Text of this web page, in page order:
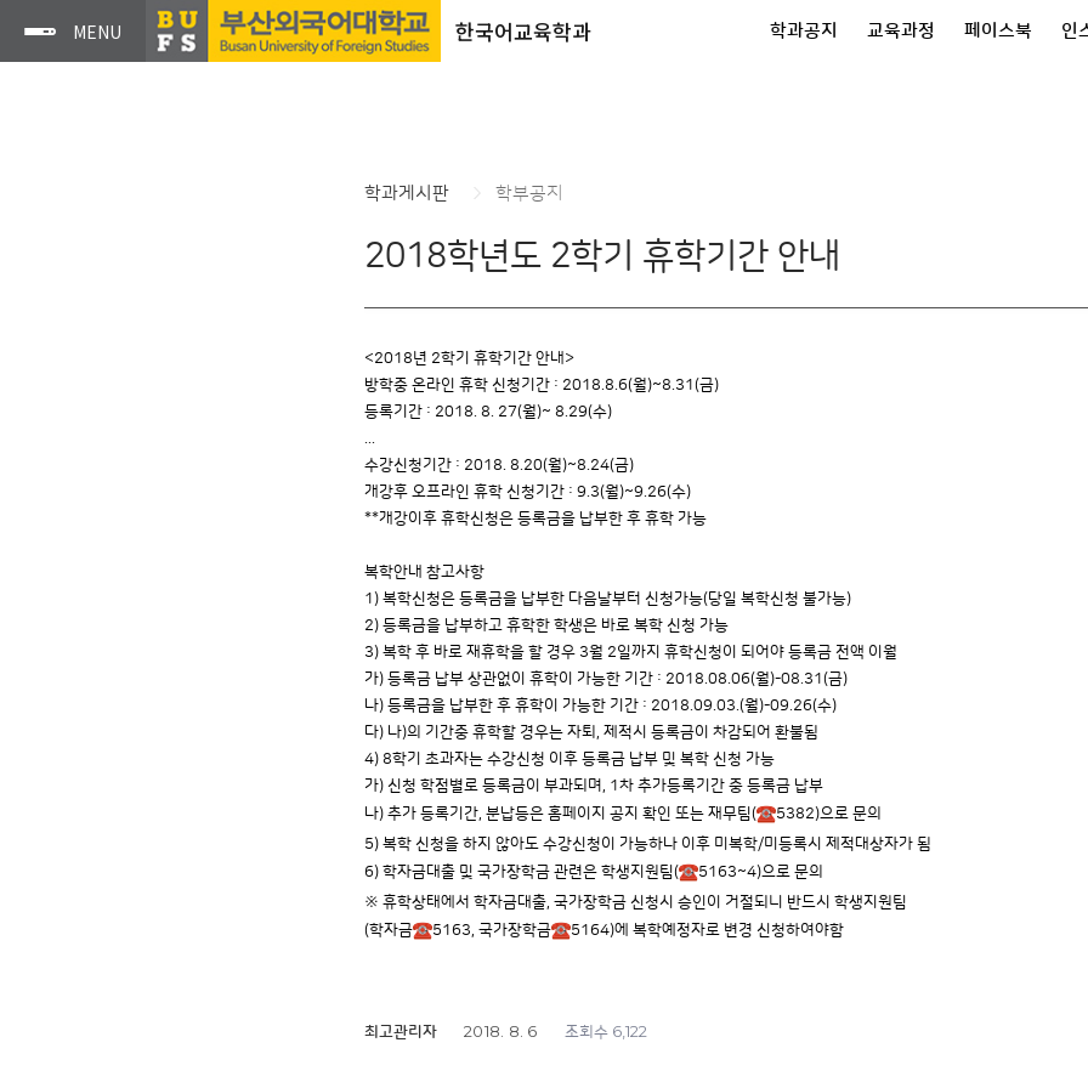
한국어교육학과 학과공지 교육과정 페이스북 인
학과게시판 학부공지
2018학년도 2학기 휴학기간 안내
<2018년 2학기 휴학기간 안내>
방학중 온라인 휴학 신청기간 : 2018.8.6(월)~8.31(금)
등록기간 : 2018. 8. 27(월)~ 8.29(수)
...
수강신청기간 : 2018. 8.20(월)~8.24(금)
개강후 오프라인 휴학 신청기간 : 9.3(월)~9.26(수)
**개강이후 휴학신청은 등록금을 납부한 후 휴학 가능
복학안내 참고사항
1) 복학신청은 등록금을 납부한 다음날부터 신청가능(당일 복학신청 불가능)
2) 등록금을 납부하고 휴학한 학생은 바로 복학 신청 가능
3) 복학 후 바로 재휴학을 할 경우 3월 2일까지 휴학신청이 되어야 등록금 전액 이월
가) 등록금 납부 상관없이 휴학이 가능한 기간 : 2018.08.06(월)-08.31(금)
나) 등록금을 납부한 후 휴학이 가능한 기간 : 2018.09.03.(월)-09.26(수)
다) 나)의 기간중 휴학할 경우는 자퇴, 제적시 등록금이 차감되어 환불됨
4) 8학기 초과자는 수강신청 이후 등록금 납부 및 복학 신청 가능
가) 신청 학점별로 등록금이 부과되며, 1차 추가등록기간 중 등록금 납부
나) 추가 등록기간, 분납등은 홈페이지 공지 확인 또는 재무팀(
5382)으로 문의
5) 복학 신청을 하지 않아도 수강신청이 가능하나 이후 미복학/미등록시 제적대상자가 됨
6) 학자금대출 및 국가장학금 관련은 학생지원팀(
5163~4)으로 문의
※ 휴학상태에서 학자금대출, 국가장학금 신청시 승인이 거절되니 반드시 학생지원팀
(학자금
5163, 국가장학금 5164)에 복학예정자로 변경 신청하여야함
최고관리자 2018. 8. 6 조회수 6,122